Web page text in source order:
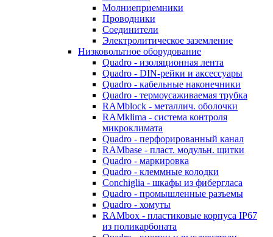
Молниеприемники
Проводники
Соединители
Электролитическое заземление
Низковольтное оборудование
Quadro - изоляционная лента
Quadro - DIN-рейки и аксессуары
Quadro - кабельные наконечники
Quadro - термоусаживаемая трубка
RAMblock - металлич. оболочки
RAMklima - система контроля
микроклимата
Quadro - перфорированный канал
RAMbase - пласт. модульн. щитки
Quadro - маркировка
Quadro - клеммные колодки
Conchiglia - шкафы из фибергласа
Quadro - промышленные разъемы
Quadro - хомуты
RAMbox - пластиковые корпуса IP67
из поликарбоната